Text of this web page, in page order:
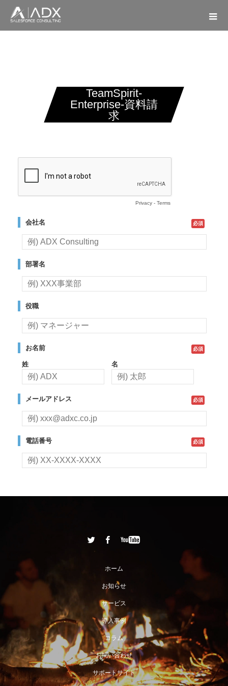
TeamSpirit-
Enterprise-資料請
求
ホーム
お知らせ
サービス
導入事例
コラム
お問い合わせ
サポートサイト